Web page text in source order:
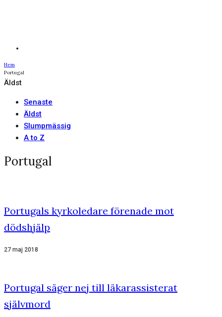
Hem
Portugal
Äldst
Senaste
Äldst
Slumpmässig
A to Z
Portugal
Portugals kyrkoledare förenade mot
dödshjälp
27 maj 2018
Portugal säger nej till läkarassisterat
självmord